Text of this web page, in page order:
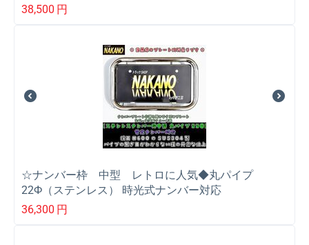
38,500 円
☆ナンバー枠 中型 レトロに人気◆丸パイプ
22Ф（ステンレス） 時光式ナンバー対応
36,300 円